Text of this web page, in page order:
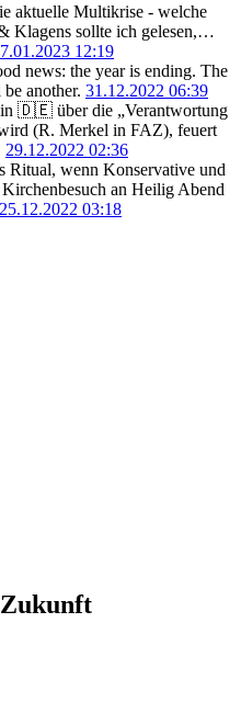
aktuelle Multikrise - welche
Klagens sollte ich gelesen,…
12:19
news: the year is ending. The
another. 31.12.2022 06:39
in 🇩🇪 über die „Verantwortung
(R. Merkel in FAZ), feuert
29.12.2022 02:36
Ritual, wenn Konservative und
an Heilig Abend
25.12.2022 03:18